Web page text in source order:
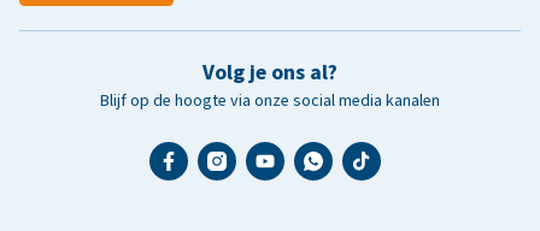
Volg je ons al?
Blijf op de hoogte via onze social media kanalen